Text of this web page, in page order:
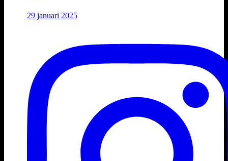
29 januari 2025